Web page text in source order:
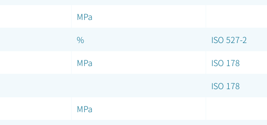
MPa
%
ISO 527-2
MPa
ISO 178
ISO 178
MPa